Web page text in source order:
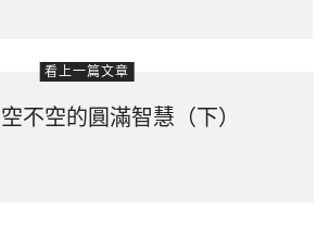
看上一篇文章
不空的圓滿智慧（下）